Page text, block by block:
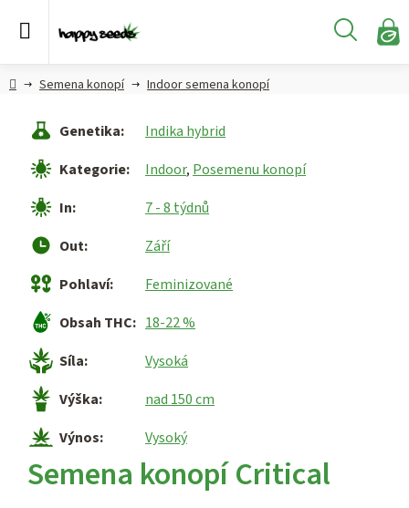
Hledat
Semena
CBD,
CBG a
HHC
konopí
Konopné
produkty
Kratom
HlavníSemena konopí Indoor semena konopí
Semena konopí Critical
Genetika:
Indika hybrid
Kategorie: Indoor, Posemenu konopí
In:
7 - 8 týdnů
Out:
Září
Pohlaví:
Feminizované
Obsah THC: 18-22 %
Síla:
Vysoká
Výška:
nad 150 cm
Výnos: Vysoký